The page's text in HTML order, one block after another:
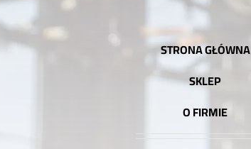
STRONA GŁÓWNA
SKLEP
O FIRMIE